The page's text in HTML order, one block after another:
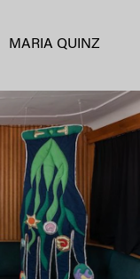
MARIA QUINZ